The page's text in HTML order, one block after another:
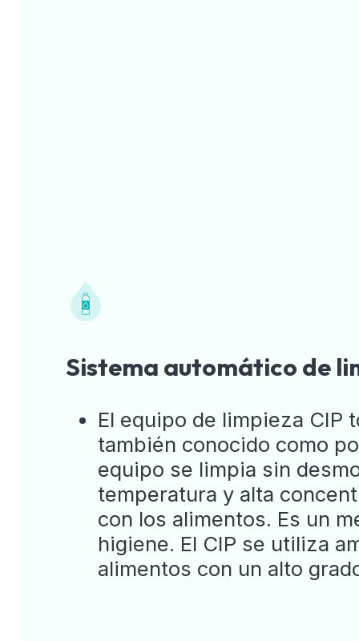
Sistema automático de
El equipo de limpieza CIP
también conocido como
equipo se limpia sin
temperatura y alta
con los alimentos. Es un
higiene. El CIP se utiliza
alimentos con un alto